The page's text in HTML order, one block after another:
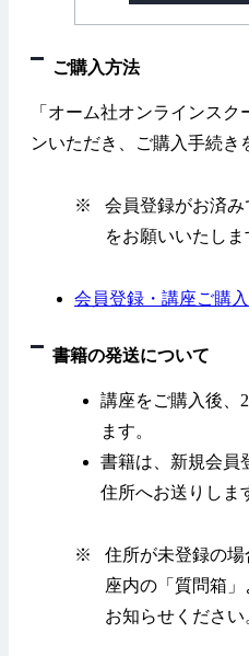
ご購入方法
「オーム社オンラインス
ンいただき、ご購入手続き
※
会員登録がお済
をお願いいたしま
会員登録・講座ご購
書籍の発送について
講座をご購入後、
ます。
書籍は、新規会員
住所へお送りしま
※
住所が未登録の
座内の「質問箱
お知らせください